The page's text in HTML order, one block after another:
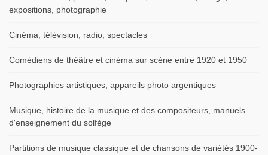
expositions, photographie
Cinéma, télévision, radio, spectacles
Comédiens de théâtre et cinéma sur scène entre 1920 et 1950
Photographies artistiques, appareils photo argentiques
Musique, histoire de la musique et des compositeurs, manuels
d'enseignement du solfège
Partitions de musique classique et de chansons de variétés 1900-